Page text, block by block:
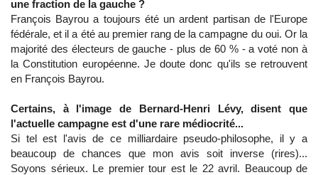
une fraction de la gauche ?
François Bayrou a toujours été un ardent partisan de l'Europe
fédérale, et il a été au premier rang de la campagne du oui. Or la
majorité des électeurs de gauche - plus de 60 % - a voté non à
la Constitution européenne. Je doute donc qu'ils se retrouvent
en François Bayrou.
Certains, à l'image de Bernard-Henri Lévy, disent que
l'actuelle campagne est d'une rare médiocrité...
Si tel est l'avis de ce milliardaire pseudo-philosophe, il y a
beaucoup de chances que mon avis soit inverse (rires)...
Soyons sérieux. Le premier tour est le 22 avril. Beaucoup de